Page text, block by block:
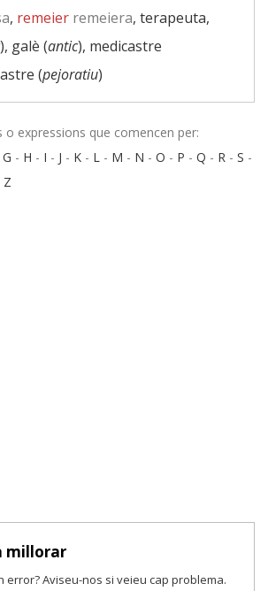
, remeier remeiera, terapeuta,
), galè (antic), medicastre
(pejoratiu)
o expressions que comencen per:
G - H - I - J - K - L - M - N - O - P - Q - R - S -
Z
millorar
error? Aviseu-nos si veieu cap problema.